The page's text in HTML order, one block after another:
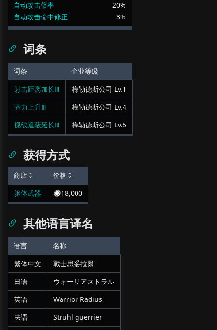
自动攻击倍率
20%
自动攻击命中修正
3%
词条
词条
企业等级
射击距离加长Ⅲ
梅勒德斯公司 Lv.1
潜力上升Ⅲ
梅勒德斯公司 Lv.4
视线遮蔽延长Ⅲ
梅勒德斯公司 Lv.5
获得方式
商店
价格
躯体武器
18,000
其他语言译名
语言
名称
繁体中文
戰士思妥拉爾
日语
ウォーリアストラル
英语
Warrior Radius
法语
Struhl guerrier